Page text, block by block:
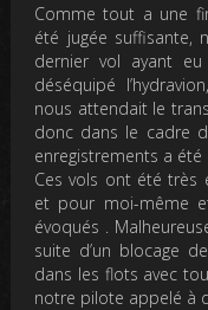
Comme tout a une
été jugée suffisante,
dernier vol ayant
déséquipé
nous attendait le
donc dans le cadre
enregistrements a été
Ces vols ont été très
et pour moi-même
évoqués .
suite d’un blocage
dans les flots avec
notre pilote appelé à